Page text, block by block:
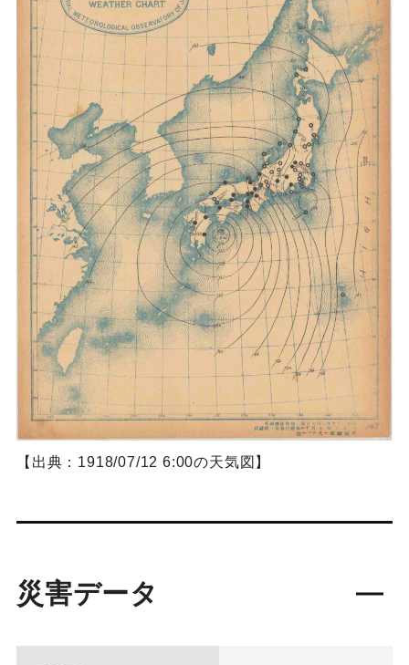
【出典：1918/07/12 6:00の天気図】
災害データ